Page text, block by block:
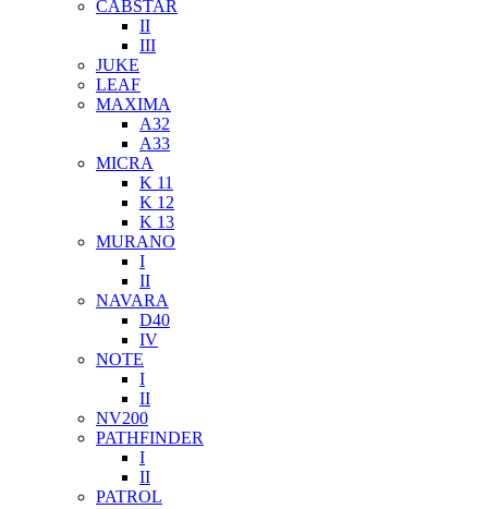
CABSTAR
II
III
JUKE
LEAF
MAXIMA
A32
A33
MICRA
K 11
K 12
K 13
MURANO
I
II
NAVARA
D40
IV
NOTE
I
II
NV200
PATHFINDER
I
II
PATROL